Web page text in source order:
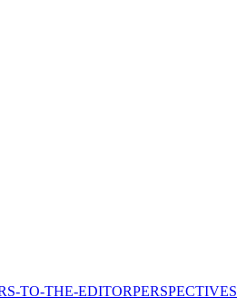
TO-THE-EDITORPERSPECTIVES